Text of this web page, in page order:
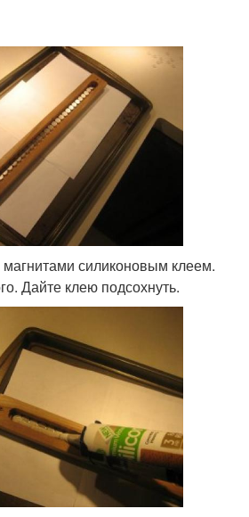
силиконовым клеем.
Дайте клею подсохнуть.